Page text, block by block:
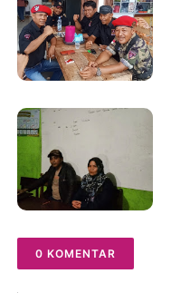
0 KOMENTAR